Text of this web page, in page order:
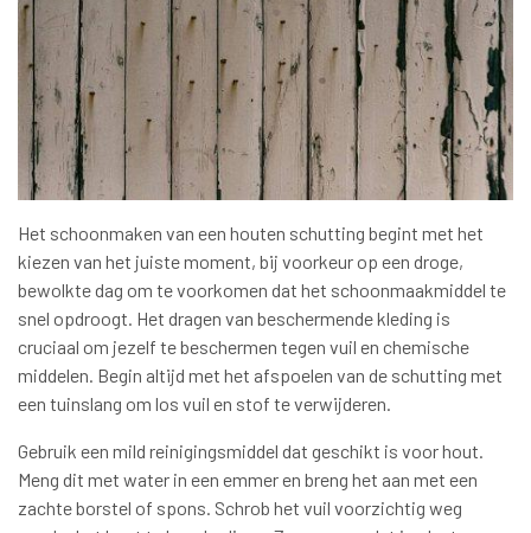
Het schoonmaken van een houten schutting begint met het
kiezen van het juiste moment, bij voorkeur op een droge,
bewolkte dag om te voorkomen dat het schoonmaakmiddel te
snel opdroogt. Het dragen van beschermende kleding is
cruciaal om jezelf te beschermen tegen vuil en chemische
middelen. Begin altijd met het afspoelen van de schutting met
een tuinslang om los vuil en stof te verwijderen.
Gebruik een mild reinigingsmiddel dat geschikt is voor hout.
Meng dit met water in een emmer en breng het aan met een
zachte borstel of spons. Schrob het vuil voorzichtig weg